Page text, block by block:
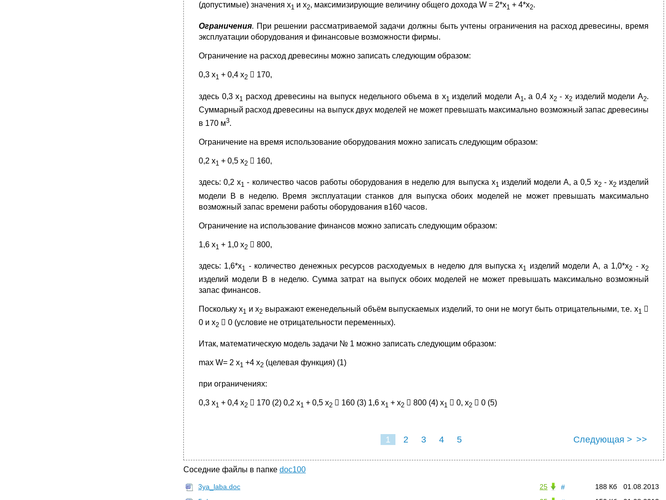
(допустимые) значения х1 и х2, максимизирующие величину общего дохода W = 2*х1 + 4*х2.
Ограничения. При решении рассматриваемой задачи должны быть учтены ограничения на расход древесины, время
эксплуатации оборудования и финансовые возможности фирмы.
Ограничение на расход древесины можно записать следующим образом:
0,3 х1 + 0,4 х2  170,
здесь 0,3 х1 расход древесины на выпуск недельного объема в х1 изделий модели А1 , а 0,4 х2- х2 изделий модели А2.
Суммарный расход древесины на выпуск двух моделей не может превышать максимально возможный запас древесины
в 170 м3.
Ограничение на время использование оборудования можно записать следующим образом:
0,2 х1 + 0,5 х2  160,
здесь: 0,2 х1 - количество часов работы оборудования в неделю для выпуска х1 изделий модели А, а 0,5 х2 - х2изделий
модели В в неделю. Время эксплуатации станков для выпуска обоих моделей не может превышать максимально
возможный запас времени работы оборудования в160 часов.
Ограничение на использование финансов можно записать следующим образом:
1,6 х1 + 1,0 х2  800,
здесь: 1,6*х1 - количество денежных ресурсов расходуемых в неделю для выпуска х1 изделий модели А, а 1,0*х2 - х2
изделий модели В в неделю. Сумма затрат на выпуск обоих моделей не может превышать максимально возможный
запас финансов.
Поскольку х1 и х2 выражают еженедельный объём выпускаемых изделий, то они не могут быть отрицательными, т.е. х1 
0 и х2  0 (условие не отрицательности переменных).
Итак, математическую модель задачи № 1 можно записать следующим образом:
max W= 2 х1 +4 х2 (целевая функция) (1)
при ограничениях:
0,3 х1 + 0,4 х2  170 (2) 0,2 х1 + 0,5 х2  160 (3) 1,6 х1 + х2  800 (4) х1  0, х2  0 (5)
1 2 3 4 5 Следующая > >>
Соседние файлы в папке doc100
# 01.08.2013
188 Кб
25
3ya_laba.doc